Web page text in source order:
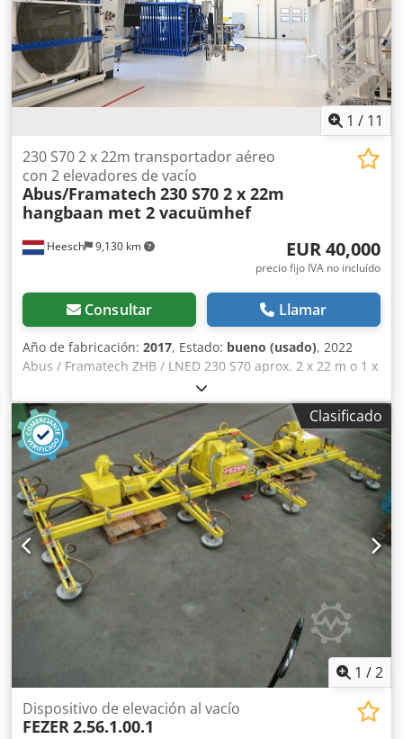
m/min Altura de elevación: 2 m Longitud de cadena: 3,5 m
Presión de funcionamiento: 7 bar (se requiere aire
comprimido filtrado) Consumo de aire comprimido: 11 Nl/s
1 / 11
Heesch 9,130 km
230 S70 2 x 22m transportador aéreo
con 2 elevadores de vacío
Abus/Framatech 230 S70 2 x 22m
hangbaan met 2 vacuümhef
EUR 40,000
precio fijo IVA no incluído
Consultar Llamar
Año de fabricación: 2017, Estado: bueno (usado), 2022
Abus / Framatech ZHB / LNED 230 S70 aprox. 2 x 22 m o 1 x
44 m Estructura de pista de grúa de acero autoportante
con 2 elevadores de vacío, ya desmontada. Luz: 2 x aprox.
700 cm, motorizada. Incluye elevador de vacío neumático
Framatech, tipo: LNED 230 S70, 2 x 2017. Altura total: 4400
mm. Djdpjy I U Swofx Ak Heck
Clasificado
1 /2
Dispositivo de elevación al vacío
FEZER2.56.1.00.1